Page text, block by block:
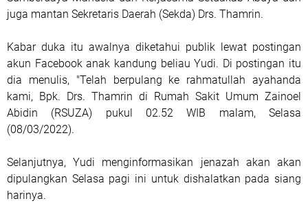
juga mantan Sekretaris Daerah (Sekda) Drs. Thamrin.
Kabar duka itu awalnya diketahui publik lewat postingan
akun Facebook anak kandung beliau Yudi. Di postingan itu
dia menulis, "Telah berpulang ke rahmatullah ayahanda
kami, Bpk. Drs. Thamrin di Rumah Sakit Umum Zainoel
Abidin (RSUZA) pukul 02.52 WIB malam, Selasa
(08/03/2022).
Selanjutnya, Yudi menginformasikan jenazah akan akan
dipulangkan Selasa pagi ini untuk dishalatkan pada siang
harinya.